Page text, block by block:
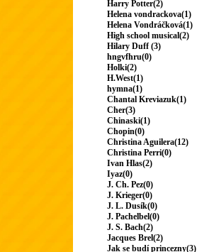
Harry Potter(2)
Helena vondrackova(1)
Helena Vondráčková(1)
High school musical(2)
Hilary Duff (3)
hngvfhru(0)
Holki(2)
H.West(1)
hymna(1)
Chantal Kreviazuk(1)
Cher(3)
Chinaski(1)
Chopin(0)
Christina Aguilera(12)
Christina Perri(0)
Ivan Hlas(2)
Iyaz(0)
J. Ch. Pez(0)
J. Krieger(0)
J. L. Dusík(0)
J. Pachelbel(0)
J. S. Bach(2)
Jacques Brel(2)
Jak se budí princezny(3)